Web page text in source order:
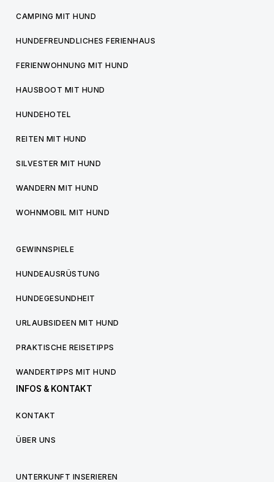
CAMPING MIT HUND
HUNDEFREUNDLICHES FERIENHAUS
FERIENWOHNUNG MIT HUND
HAUSBOOT MIT HUND
HUNDEHOTEL
REITEN MIT HUND
SILVESTER MIT HUND
WANDERN MIT HUND
WOHNMOBIL MIT HUND
GEWINNSPIELE
HUNDEAUSRÜSTUNG
HUNDEGESUNDHEIT
URLAUBSIDEEN MIT HUND
PRAKTISCHE REISETIPPS
WANDERTIPPS MIT HUND
INFOS & KONTAKT
KONTAKT
ÜBER UNS
UNTERKUNFT INSERIEREN